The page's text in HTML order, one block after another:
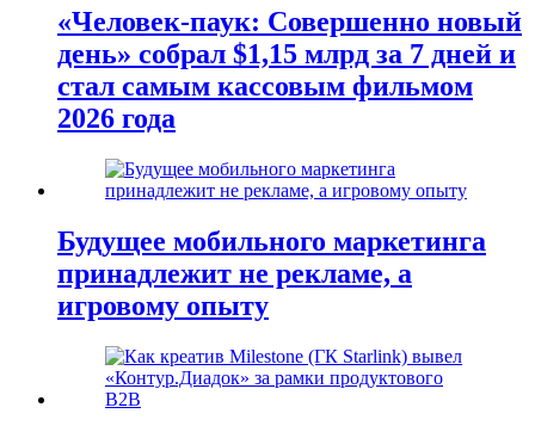
«Человек-паук: Совершенно новый
день» собрал $1,15 млрд за 7 дней и
стал самым кассовым фильмом
2026 года
Будущее мобильного маркетинга
принадлежит не рекламе, а
игровому опыту